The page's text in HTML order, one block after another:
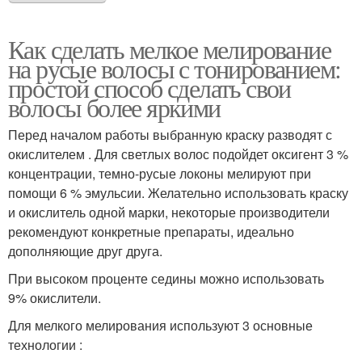
Как сделать мелкое мелирование
на русые волосы с тонированием:
простой способ сделать свои
волосы более яркими
Перед началом работы выбранную краску разводят с
окислителем . Для светлых волос подойдет оксигент 3 %
концентрации, темно-русые локоны мелируют при
помощи 6 % эмульсии. Желательно использовать краску
и окислитель одной марки, некоторые производители
рекомендуют конкретные препараты, идеально
дополняющие друг друга.
При высоком проценте седины можно использовать
9% окислители.
Для мелкого мелирования используют 3 основные
технологии :